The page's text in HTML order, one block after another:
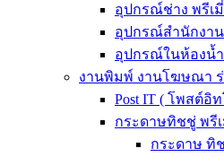
อุปกรณ์ช่าง พรีเ
อุปกรณ์สำนักงาน
อุปกรณ์ในห้องน้ำ
งานพิมพ์ งานโฆษณา
Post IT ( โพสต์อิ
กระดาษทิชชู่ พรี
กระดาษ ทิ